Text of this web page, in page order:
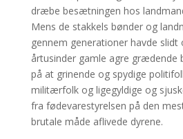
dræbe besætningen hos
Mens de stakkels bønder og
gennem generationer havde
årtusinder gamle agre grædende
på at grinende og spydige
militærfolk og ligegyldige og
fra fødevarestyrelsen på den
brutale måde aflivede dyrene.